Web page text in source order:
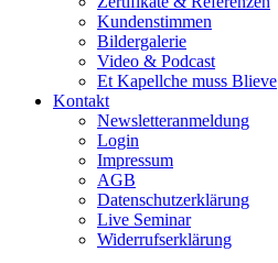
Kundenstimmen
Bildergalerie
Video & Podcast
Et Kapellche muss Blieve
Kontakt
Newsletteranmeldung
Login
Impressum
AGB
Datenschutzerklärung
Live Seminar
Widerrufserklärung